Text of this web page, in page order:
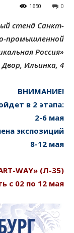
0
1650
стенд Санкт-
промышленной
Россия»
Ильинка, 4
ВНИМАНИЕ!
в 2 этапа:
2-6 мая
экспозиций
8-12 мая
WAY» (Л-35)
с 02 по 12 мая